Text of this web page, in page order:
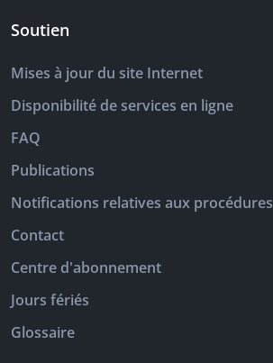
Soutien
Mises à jour du site Internet
Disponibilité de services en ligne
FAQ
Publications
Notifications relatives aux procédures
Contact
Centre d'abonnement
Jours fériés
Glossaire